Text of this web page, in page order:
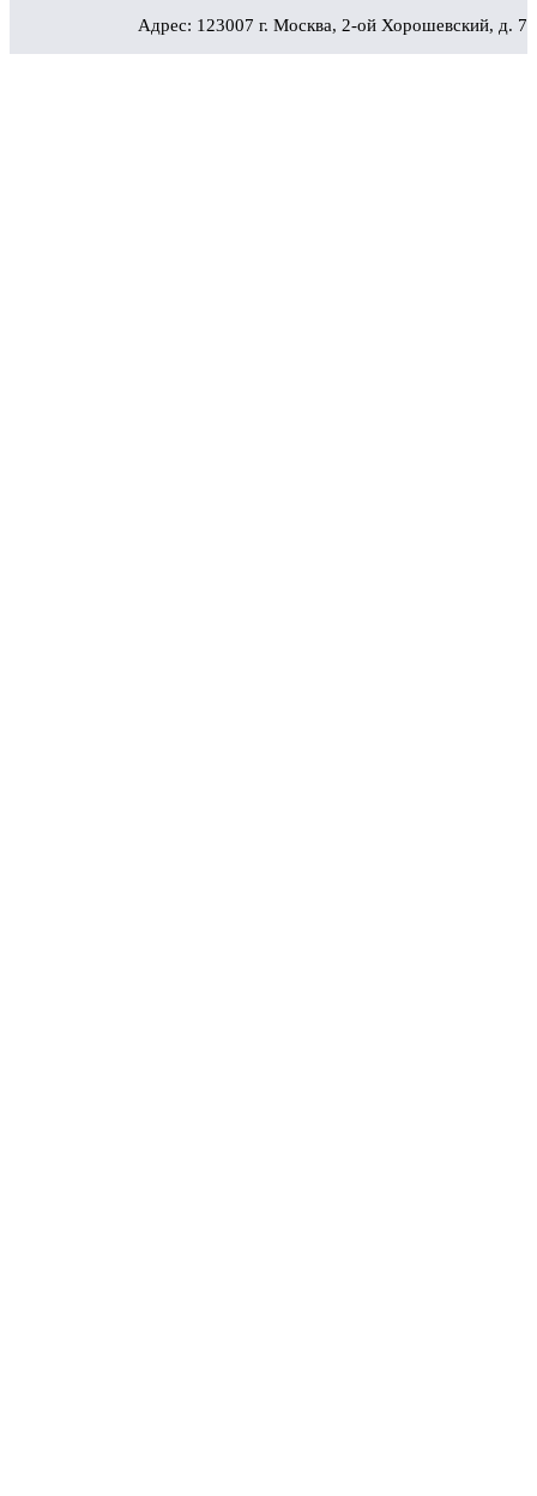
Адрес: 123007 г. Москва, 2-ой Хорошевский, д. 7